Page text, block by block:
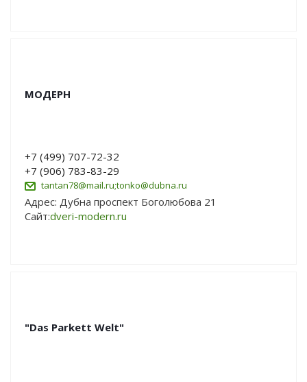
МОДЕРН
+7 (499) 707-72-32
+7 (906) 783-83-29
tantan78@mail.ru;tonko@dubna.ru
Адрес: Дубна проспект Боголюбова 21
Сайт:dveri-modern.ru
"Das Parkett Welt"